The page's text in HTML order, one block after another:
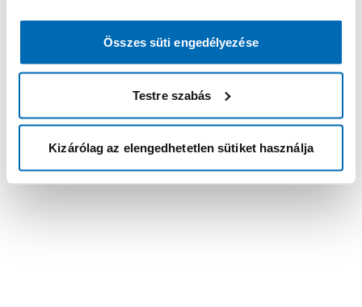
Összes süti engedélyezése
Testre szabás
Kizárólag az elengedhetetlen sütiket használja